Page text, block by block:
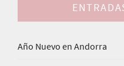
Año Nuevo en Andorra